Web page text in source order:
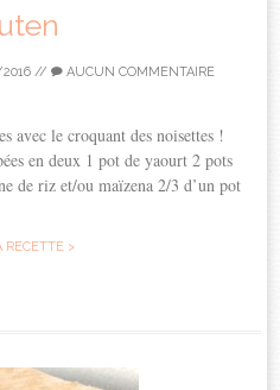
// AUCUN COMMENTAIRE
avec le croquant des noisettes !
en deux 1 pot de yaourt 2 pots
de riz et/ou maïzena 2/3 d’un pot
RECETTE >